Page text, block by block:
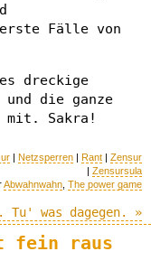
Fälle von
dreckige
die ganze
mit. Sakra!
| Netzsperren | Rant | Zensur
| Zensursula
Abwahnwahn The power game
was dagegen. »
fein raus